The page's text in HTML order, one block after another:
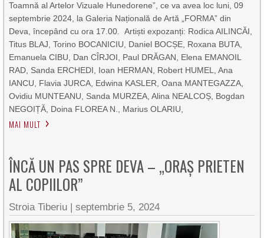
Toamnă al Artelor Vizuale Hunedorene”, ce va avea loc luni, 09
septembrie 2024, la Galeria Națională de Artă „FORMA” din
Deva, începând cu ora 17.00. Artiști expozanți: Rodica AILINCĂI,
Titus BLAJ, Torino BOCANICIU, Daniel BOCȘE, Roxana BUTA,
Emanuela CIBU, Dan CÎRJOI, Paul DRĂGAN, Elena EMANOIL
RAD, Sanda ERCHEDI, Ioan HERMAN, Robert HUMEL, Ana
IANCU, Flavia JURCA, Edwina KASLER, Oana MANTEGAZZA,
Ovidiu MUNTEANU, Sanda MURZEA, Alina NEALCOȘ, Bogdan
NEGOIȚĂ, Doina FLOREA N., Marius OLARIU,
MAI MULT
ÎNCĂ UN PAS SPRE DEVA – „ORAŞ PRIETEN
AL COPIILOR”
Stroia Tiberiu |septembrie 5, 2024